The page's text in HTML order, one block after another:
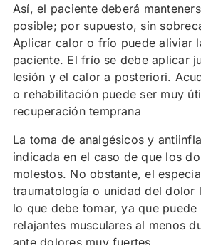
Así, el paciente deberá
posible; por supuesto, sin
Aplicar calor o frío puede aliviar
paciente. El frío se debe aplicar
lesión y el calor a posteriori.
o rehabilitación puede ser muy
recuperación temprana
La toma de analgésicos y
indicada en el caso de que los
molestos. No obstante, el
traumatología o unidad del dolor
lo que debe tomar, ya que
relajantes musculares al menos
ante dolores muy fuertes.